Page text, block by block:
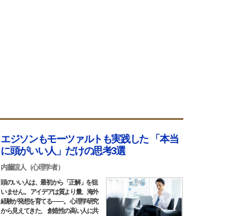
エジソンもモーツァルトも実践した 「本当
に頭がいい人」だけの思考3選
内藤誼人（心理学者）
頭のいい人は、最初から「正解」を狙
いません。 アイデアは質より量、海外
経験が発想を育てる――。 心理学研究
から見えてきた、 創造性の高い人に共